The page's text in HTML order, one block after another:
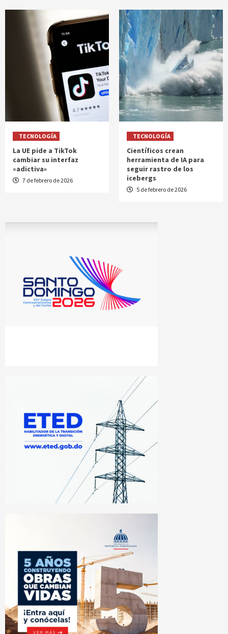
TECNOLOGÍA
La UE pide a TikTok
cambiar su interfaz
«adictiva»
7 de febrero de 2026
TECNOLOGÍA
Científicos crean
herramienta de IA para
seguir rastro de los
icebergs
5 de febrero de 2026